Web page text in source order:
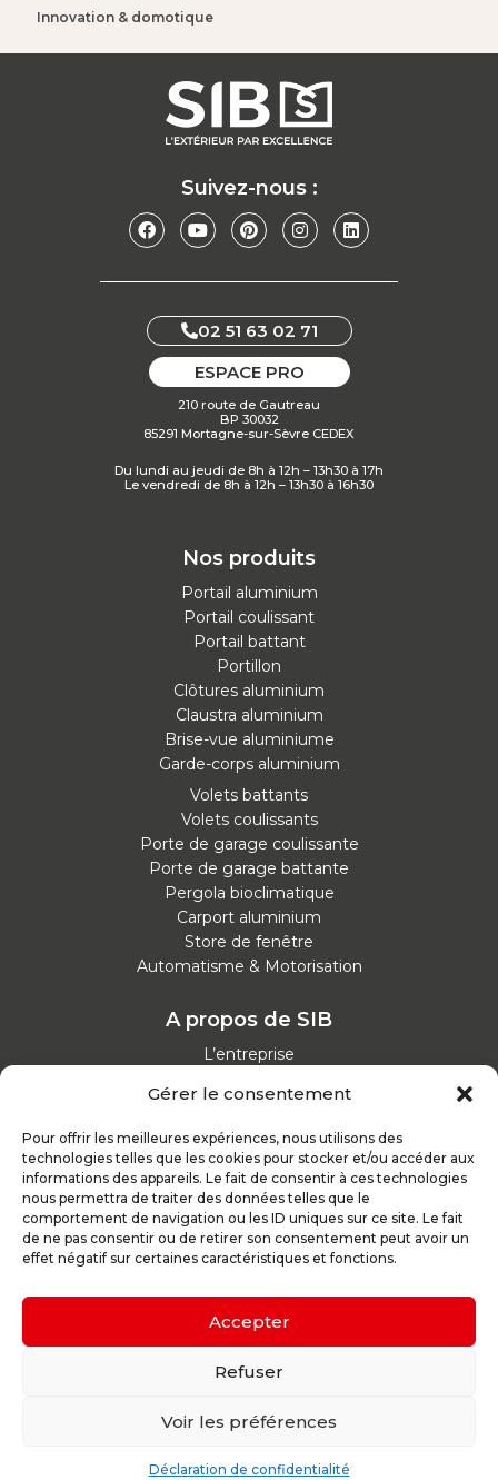
Gérer le consentement
Pour offrir les meilleures expériences, nous utilisons des
technologies telles que les cookies pour stocker et/ou accéder aux
informations des appareils. Le fait de consentir à ces technologies
nous permettra de traiter des données telles que le
comportement de navigation ou les ID uniques sur ce site. Le fait
de ne pas consentir ou de retirer son consentement peut avoir un
effet négatif sur certaines caractéristiques et fonctions.
Accepter
Refuser
Voir les préférences
Déclaration de confidentialité
Innovation & domotique​
Suivez-nous :
02 51 63 02 71
ESPACE PRO
210 route de Gautreau
BP 30032
85291 Mortagne-sur-Sèvre CEDEX
Du lundi au jeudi de 8h à 12h – 13h30 à 17h
Le vendredi de 8h à 12h – 13h30 à 16h30
Nos produits
Portail aluminium
Portail coulissant
Portail battant
Portillon
Clôtures aluminium
Claustra aluminium
Brise-vue aluminiume
Garde-corps aluminium
Volets battants
Volets coulissants
Porte de garage coulissante
Porte de garage battante
Pergola bioclimatique
Carport aluminium
Store de fenêtre
Automatisme & Motorisation
A propos de SIB
L’entreprise
Parcours d'achat
Nos garanties
Nos offres d’emploi
Actualités
Inspirez-vous
Nos conseils
Configurateur
Demande de devis
Parrain d’excellence
Politique de confidentialité